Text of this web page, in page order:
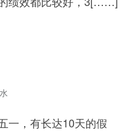
一，有长达10天的假